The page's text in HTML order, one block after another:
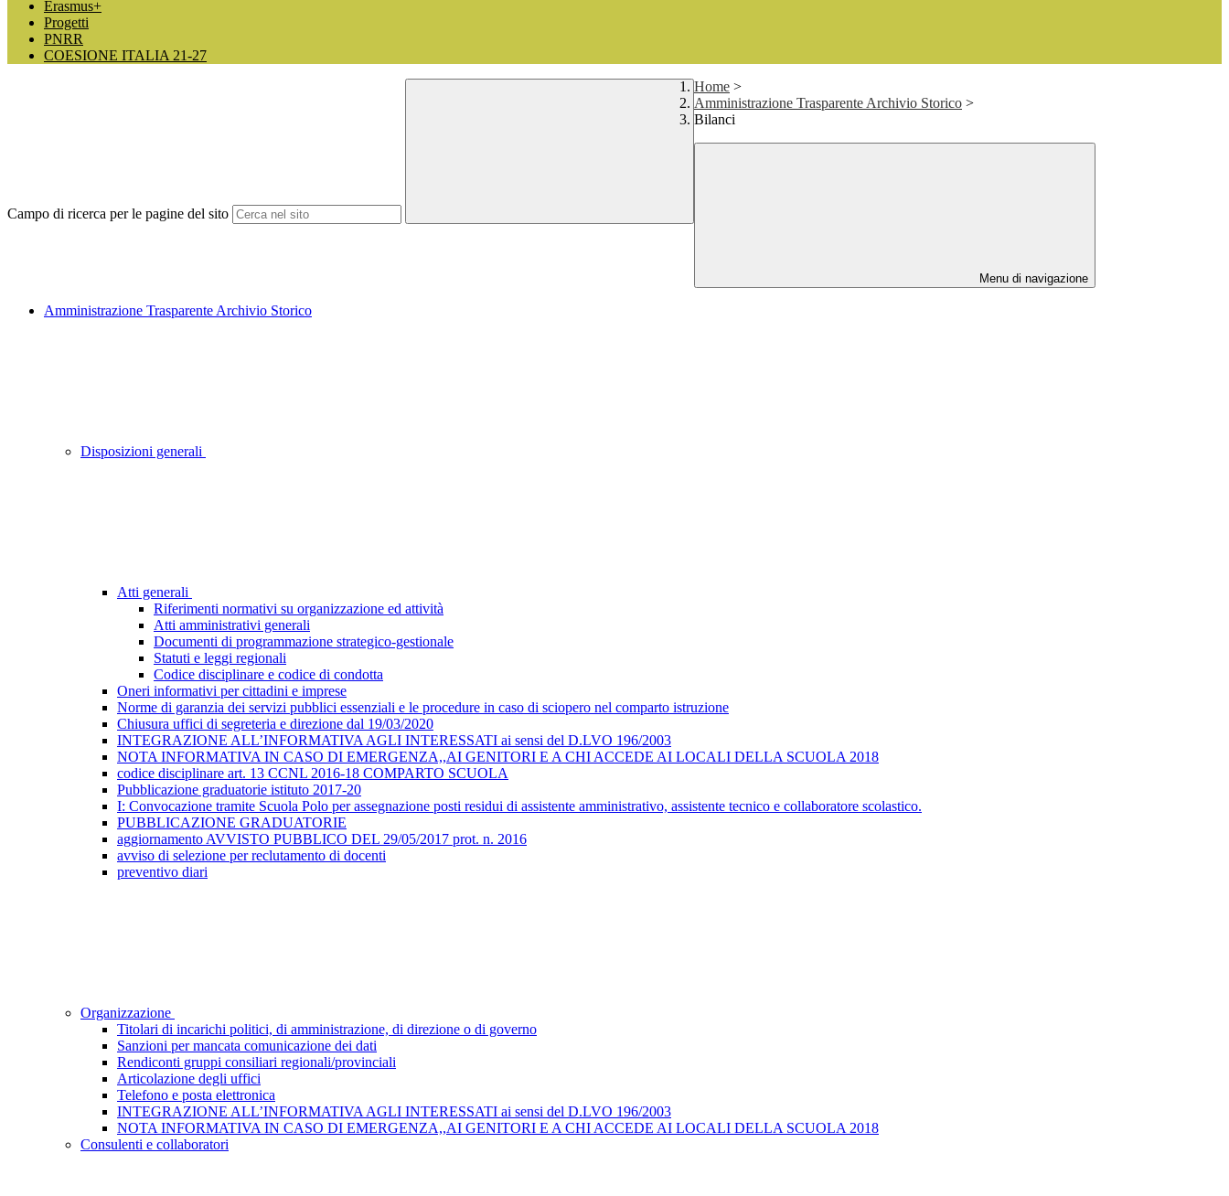
Erasmus+
Progetti
PNRR
COESIONE ITALIA 21-27
Campo di ricerca per le pagine del sito
Home >
Amministrazione Trasparente Archivio Storico >
Bilanci
Menu di navigazione
Amministrazione Trasparente Archivio Storico
Disposizioni generali
Atti generali
Riferimenti normativi su organizzazione ed attività
Atti amministrativi generali
Documenti di programmazione strategico-gestionale
Statuti e leggi regionali
Codice disciplinare e codice di condotta
Oneri informativi per cittadini e imprese
Norme di garanzia dei servizi pubblici essenziali e le procedure in caso di sciopero nel comparto istruzione
Chiusura uffici di segreteria e direzione dal 19/03/2020
INTEGRAZIONE ALL’INFORMATIVA AGLI INTERESSATI ai sensi del D.LVO 196/2003
NOTA INFORMATIVA IN CASO DI EMERGENZA,,AI GENITORI E A CHI ACCEDE AI LOCALI DELLA SCUOLA 2018
codice disciplinare art. 13 CCNL 2016-18 COMPARTO SCUOLA
Pubblicazione graduatorie istituto 2017-20
I: Convocazione tramite Scuola Polo per assegnazione posti residui di assistente amministrativo, assistente tecnico e collaboratore scolastico.
PUBBLICAZIONE GRADUATORIE
aggiornamento AVVISTO PUBBLICO DEL 29/05/2017 prot. n. 2016
avviso di selezione per reclutamento di docenti
preventivo diari
Organizzazione
Titolari di incarichi politici, di amministrazione, di direzione o di governo
Sanzioni per mancata comunicazione dei dati
Rendiconti gruppi consiliari regionali/provinciali
Articolazione degli uffici
Telefono e posta elettronica
INTEGRAZIONE ALL’INFORMATIVA AGLI INTERESSATI ai sensi del D.LVO 196/2003
NOTA INFORMATIVA IN CASO DI EMERGENZA,,AI GENITORI E A CHI ACCEDE AI LOCALI DELLA SCUOLA 2018
Consulenti e collaboratori